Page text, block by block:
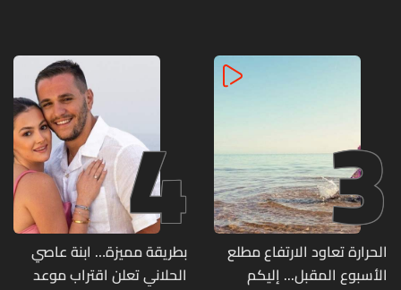
منذ آذار
وقع ضحيّة أعماله؟
3
الحرارة تعاود الارتفاع مطلع
الأسبوع المقبل... إليكم
4
بطريقة مميزة… ابنة عاصي
الحلاني تعلن اقتراب موعد